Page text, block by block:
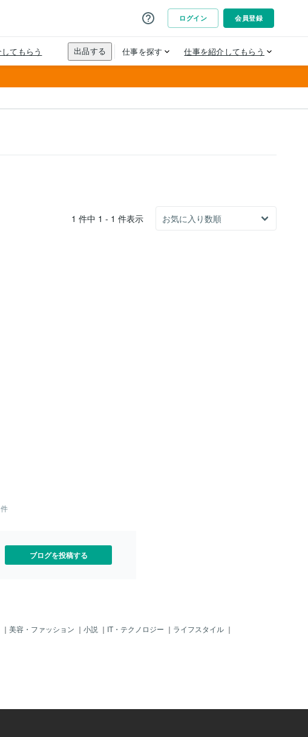
1 件中 1 - 1 件表示
件
ブログを投稿する
｜ 美容・ファッション ｜ 小説 ｜ IT・テクノロジー ｜ ライフスタイル ｜